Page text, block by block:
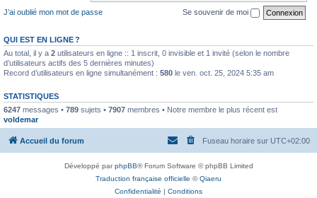
J’ai oublié mon mot de passe
Se souvenir de moi
QUI EST EN LIGNE ?
Au total, il y a 2 utilisateurs en ligne :: 1 inscrit, 0 invisible et 1 invité (selon le nombre
d’utilisateurs actifs des 5 dernières minutes)
Record d’utilisateurs en ligne simultanément : 580 le ven. oct. 25, 2024 5:35 am
STATISTIQUES
6247 messages • 789 sujets • 7907 membres • Notre membre le plus récent est
voldemar
Accueil du forum Fuseau horaire sur UTC+02:00
Développé parphpBB® Forum Software © phpBB Limited
Traduction française officielle ©Qiaeru
Confidentialité | Conditions